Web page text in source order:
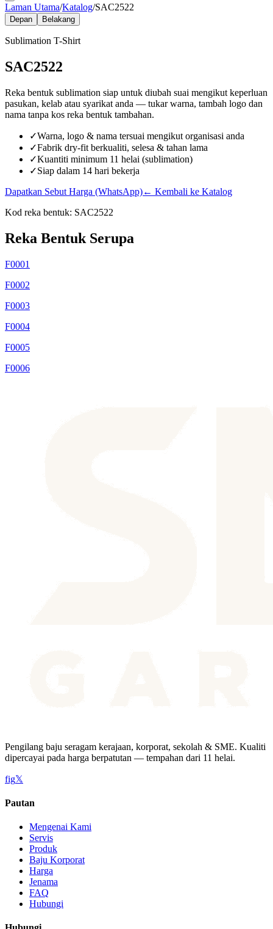
Laman Utama/Katalog/SAC2522
Depan Belakang
Sublimation T-Shirt
SAC2522
Reka bentuk sublimation siap untuk diubah suai mengikut keperluan
pasukan, kelab atau syarikat anda — tukar warna, tambah logo dan
nama tanpa kos reka bentuk tambahan.
✓Warna, logo & nama tersuai mengikut organisasi anda
✓Fabrik dry-fit berkualiti, selesa & tahan lama
✓Kuantiti minimum 11 helai (sublimation)
✓Siap dalam 14 hari bekerja
Dapatkan Sebut Harga (WhatsApp)← Kembali ke Katalog
Kod reka bentuk: SAC2522
Reka Bentuk Serupa
F0001
F0002
F0003
F0004
F0005
F0006
Pengilang baju seragam kerajaan, korporat, sekolah & SME. Kualiti
dipercayai pada harga berpatutan — tempahan dari 11 helai.
fig𝕏
Pautan
Mengenai Kami
Servis
Produk
Baju Korporat
Harga
Jenama
FAQ
Hubungi